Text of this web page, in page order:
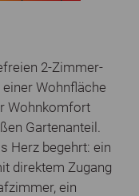
2-Zimmer-
Wohnfläche
Wohnkomfort
Gartenanteil.
Herz begehrt: ein
direktem Zugang
ein